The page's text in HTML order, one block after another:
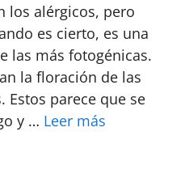
los alérgicos, pero
es cierto, es una
las más fotogénicas.
la floración de las
Estos parece que se
y … Leer más